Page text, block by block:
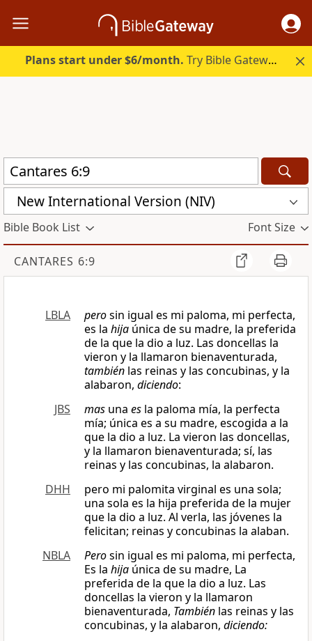
Plans start under $6/month. Try Bible Gateway Plus.
New International Version (NIV)
Bible Book List Font Size
CANTARES 6:9
LBLA perosin igual es mi paloma, mi perfecta,
es la hija única de su madre, la preferida
de la que la dio a luz. Las doncellas la
vieron y la llamaron bienaventurada,
también las reinas y las concubinas, y la
alabaron, diciendo:
JBS
mas una es la paloma mía, la perfecta
mía; única es a su madre, escogida a la
que la dio a luz. La vieron las doncellas,
y la llamaron bienaventurada; sí, las
reinas y las concubinas, la alabaron.
DHH
pero mi palomita virginal es una sola;
una sola es la hija preferida de la mujer
que la dio a luz. Al verla, las jóvenes la
felicitan; reinas y concubinas la alaban.
NBLA
Perosin igual es mi paloma, mi perfecta,
Es la hija única de su madre, La
preferida de la que la dio a luz. Las
doncellas la vieron y la llamaron
bienaventurada, También las reinas y las
concubinas, y la alabaron, diciendo: